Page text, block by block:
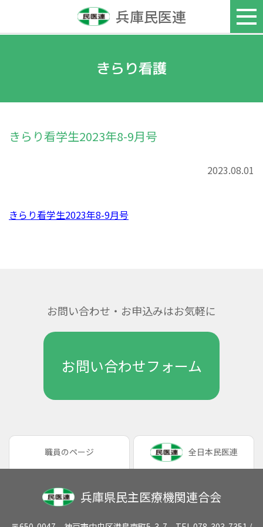
兵庫民医連
きらり看護
きらり看学生2023年8-9月号
2023.08.01
きらり看学生2023年8-9月号
お問い合わせ・お申込みはお気軽に
お問い合わせフォーム
職員のページ 全日本民医連
兵庫県民主医療機関連合会